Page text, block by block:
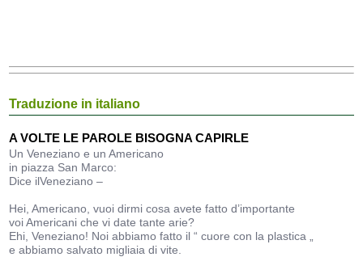
Traduzione in italiano
A VOLTE LE PAROLE BISOGNA CAPIRLE
Un Veneziano e un Americano
in piazza San Marco:
Dice ilVeneziano –
Hei, Americano, vuoi dirmi cosa avete fatto d’importante
voi Americani che vi date tante arie?
Ehi, Veneziano! Noi abbiamo fatto il “ cuore con la plastica „
e abbiamo salvato migliaia di vite.